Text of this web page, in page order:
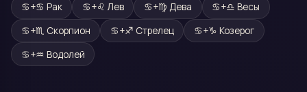
♋+♋ Рак ♋+♌ Лев ♋+♍ Дева ♋+♎ Весы
♋+♏ Скорпион ♋+♐ Стрелец ♋+♑ Козерог
♋+♒ Водолей